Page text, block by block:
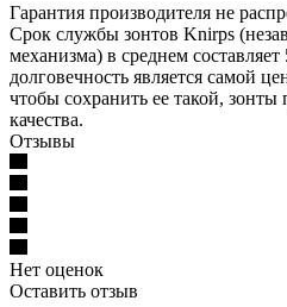
Гарантия производителя не
Срок службы зонтов Knirps
механизма) в среднем
долговечность является самой
чтобы сохранить ее такой, зонты
качества.
Отзывы
Нет оценок
Оставить отзыв